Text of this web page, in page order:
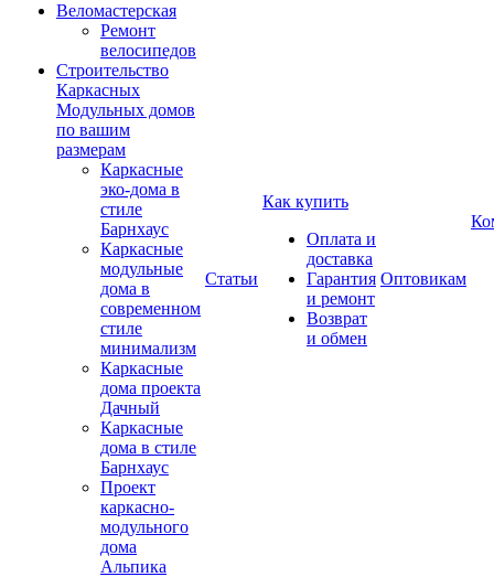
Веломастерская
Ремонт
велосипедов
Строительство
Каркасных
Модульных домов
по вашим
размерам
Каркасные
эко-дома в
стиле
Барнхаус
Каркасные
модульные
дома в
современном
стиле
минимализм
Каркасные
дома проекта
Дачный
Каркасные
дома в стиле
Барнхаус
Проект
каркасно-
модульного
дома
Альпика
Статьи
Как купить
Оплата и
доставка
Гарантия
и ремонт
Возврат
и обмен
Оптовикам